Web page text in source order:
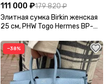
111 000 ₽179 820 ₽
Элитная сумка Birkin женская
25 см, PHW Togo Hermes BP-
−38%